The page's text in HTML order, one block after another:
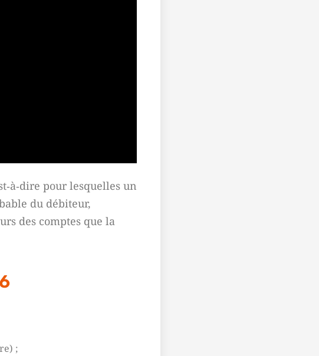
pour lesquelles un
du débiteur,
des comptes que la
;